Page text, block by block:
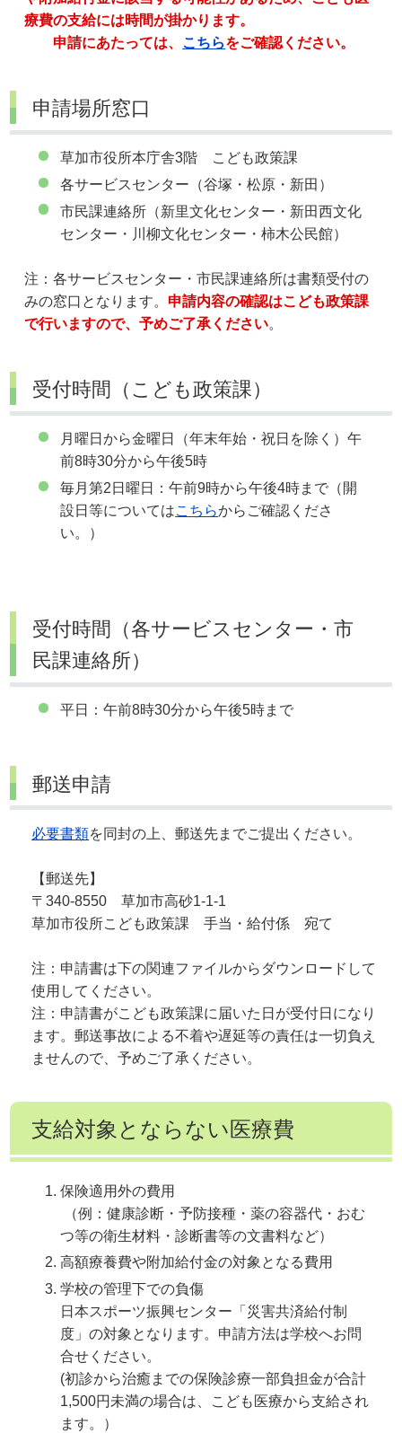
療費の支給には時間が掛かります。
申請にあたっては、 こちらをご確認ください。
申請場所窓口
草加市役所本庁舎3階 こども政策課
各サービスセンター（谷塚・松原・新田）
市民課連絡所（新里文化センター・新田西文化
センター・川柳文化センター・柿木公民館）
注：各サービスセンター・市民課連絡所は書類受付の
みの窓口となります。 申請内容の確認はこども政策課
で行いますので、予めご了承ください。
受付時間（こども政策課）
月曜日から金曜日（年末年始・祝日を除く）午
前8時30分から午後5時
毎月第2日曜日：午前9時から午後4時まで（開
設日等についてはこちらからご確認くださ
い。）
受付時間（各サービスセンター・市
民課連絡所）
平日：午前8時30分から午後5時まで
郵送申請
必要書類を同封の上、郵送先までご提出ください。
【郵送先】
〒340-8550 草加市高砂1-1-1
草加市役所こども政策課 手当・給付係 宛て
注：申請書は下の関連ファイルからダウンロードして
使用してください。
注：申請書がこども政策課に届いた日が受付日になり
ます。郵送事故による不着や遅延等の責任は一切負え
ませんので、予めご了承ください。
支給対象とならない医療費
保険適用外の費用
（例：健康診断・予防接種・薬の容器代・おむ
つ等の衛生材料・診断書等の文書料など）
高額療養費や附加給付金の対象となる費用
学校の管理下での負傷
日本スポーツ振興センター「災害共済給付制
度」の対象となります。申請方法は学校へお問
合せください。
(初診から治癒までの保険診療一部負担金が合計
1,500円未満の場合は、こども医療から支給され
ます。）